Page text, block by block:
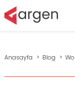
Anasayfa Blog